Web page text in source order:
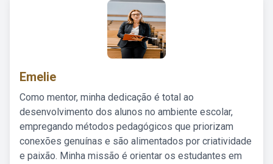
Emelie
Como mentor, minha dedicação é total ao
desenvolvimento dos alunos no ambiente escolar,
empregando métodos pedagógicos que priorizam
conexões genuínas e são alimentados por criatividade
e paixão. Minha missão é orientar os estudantes em